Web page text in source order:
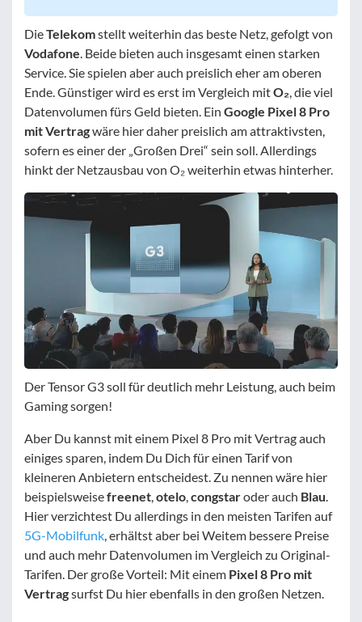
DieTelekomstellt weiterhin das beste Netz, gefolgt von
Vodafone. Beide bieten auch insgesamt einen starken
Service. Sie spielen aber auch preislich eher am oberen
Ende. Günstiger wird es erst im Vergleich mitO₂, die viel
Datenvolumen fürs Geld bieten. Ein Google Pixel 8 Pro
mit Vertragwäre hier daher preislich am attraktivsten,
sofern es einer der „Großen Drei“ sein soll. Allerdings
hinkt der Netzausbau von O₂ weiterhin etwas hinterher.
Der Tensor G3 soll für deutlich mehr Leistung, auch beim
Gaming sorgen!
Aber Du kannst mit einem Pixel 8 Pro mit Vertrag auch
einiges sparen, indem Du Dich für einen Tarif von
kleineren Anbietern entscheidest. Zu nennen wäre hier
beispielsweisefreenet otelo congstaroder auch Blau
Hier verzichtest Du allerdings in den meisten Tarifen auf
5G-Mobilfunk , erhältst aber bei Weitem bessere Preise
und auch mehr Datenvolumen im Vergleich zu Original-
Tarifen. Der große Vorteil: Mit einem Pixel 8 Pro mit
Vertragsurfst Du hier ebenfalls in den großen Netzen.